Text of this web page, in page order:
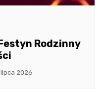
Rodzinny
lipca 2026